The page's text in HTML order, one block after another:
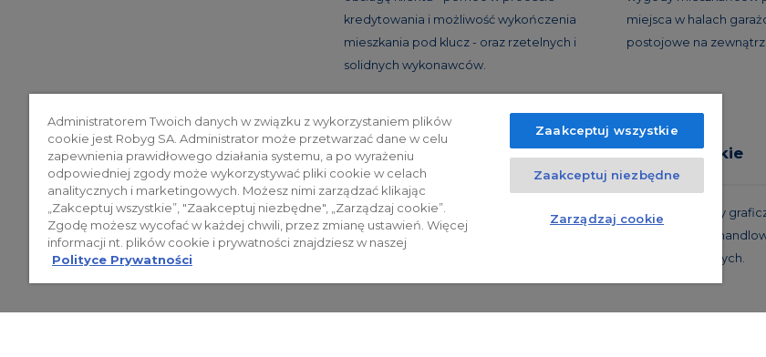
kredytowania i możliwość wykończenia
mieszkania pod klucz - oraz rzetelnych i
solidnych wykonawców.
miejsca w halach
postojowe na
Polityka prywatności Relacje inwestorskie
© 2026 ROBYG. Wszystkie prawa zastrzeżone. Powyższa oferta i przedstawione materiały
mogą być traktowane jako ostateczne projekty realizacyjne, nie stanowią również oferty
oraz innych właściwych przepisów prawnych.
Administratorem Twoich danych w związku z wykorzystaniem plików
cookie jest Robyg SA. Administrator może przetwarzać dane w celu
zapewnienia prawidłowego działania systemu, a po wyrażeniu
odpowiedniej zgody może wykorzystywać pliki cookie w celach
analitycznych i marketingowych. Możesz nimi zarządzać klikając
„Zakceptuj wszystkie”, "Zaakceptuj niezbędne", „Zarządzaj cookie”.
Zgodę możesz wycofać w każdej chwili, przez zmianę ustawień. Więcej
informacji nt. plików cookie i prywatności znajdziesz w naszej
Polityce Prywatności
Zaakceptuj wszystkie
Zaakceptuj niezbędne
Zarządzaj cookie